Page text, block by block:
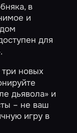
в
и
для
новых
дьявола» и
– не ваш
игру в